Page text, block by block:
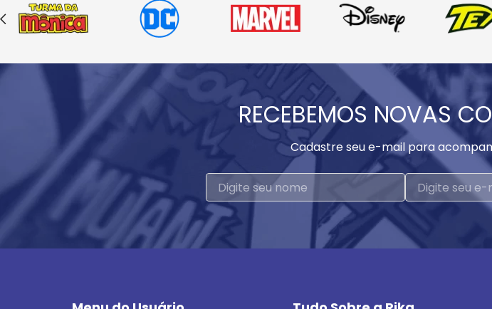
RECEBEMOS NOVAS
Cadastre seu e-mail para